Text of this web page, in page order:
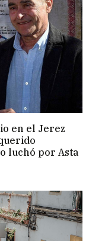
en el Jerez
luchó por Asta